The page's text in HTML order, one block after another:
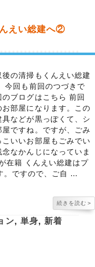
えい総建へ②
後の清掃もくんえい総建
今回も前回のつづきで
ブログはこちら 前回
お部屋になります。この
具などが黒っぽくて、シ
屋ですね。ですが、ごみ
こいいお部屋もごみでい
念なかんじになっていま
在籍 くんえい総建はプ
。ですので、ご自 …
続きを読む >
ン, 単身,新着